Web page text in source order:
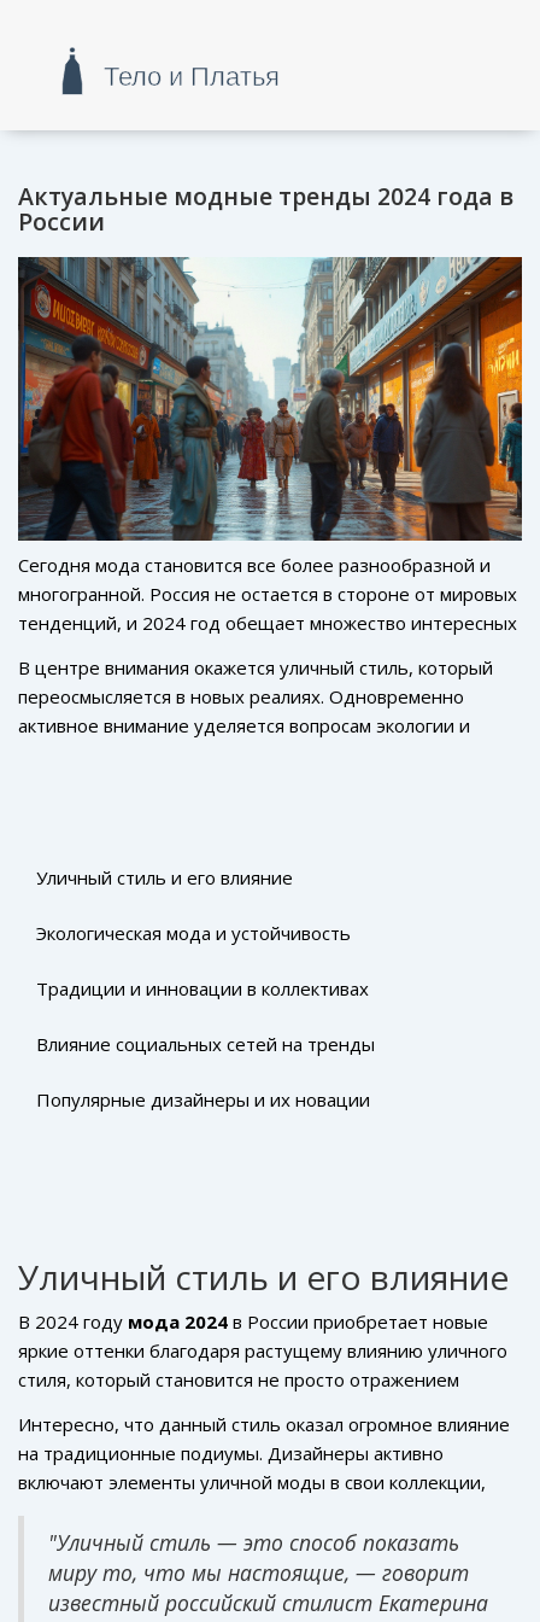
Актуальные модные тренды 2024 года в
России
Сегодня мода становится все более разнообразной и
многогранной. Россия не остается в стороне от мировых
тенденций, и 2024 год обещает множество интересных
влиянием технологий, создавая уникальный стиль для
каждого.
В центре внимания окажется уличный стиль, который
переосмысляется в новых реалиях. Одновременно
активное внимание уделяется вопросам экологии и
сочетаний и смелых решений. Эти тенденции
мира, которым и предстоит заинтриговать и вдохновить
Уличный стиль и его влияние
Экологическая мода и устойчивость
Традиции и инновации в коллективах
Влияние социальных сетей на тренды
Популярные дизайнеры и их новации
Уличный стиль и его влияние
В 2024 году мода 2024 в России приобретает новые
яркие оттенки благодаря растущему влиянию уличного
стиля, который становится не просто отражением
берет начало из западной поп-культуры и быстро
адаптируется к местным реалиям, переплетаясь с
элементами российской истории и культуры. Молодежь
все активнее применяет его как инструмент, чтобы
показывать свое отношение к миру. Уличная одежда
становится не просто выбором на каждый день, но и
способом подчеркнуть индивидуальность и выразить
Интересно, что данный стиль оказал огромное влияние
на традиционные подиумы. Дизайнеры активно
включают элементы уличной моды в свои коллекции,
придавая им новое звучание. Крупные города, такие как
Москва и Санкт-Петербург, становятся центрами
влияния, где уличная мода обретает свое признание.
Разнообразие уличных ярмарок и фестивалей только
"Уличный стиль — это способ показать
миру то, что мы настоящие, — говорит
известный российский стилист Екатерина